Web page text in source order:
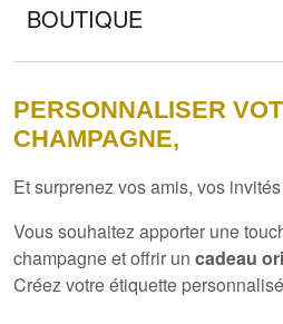
BOUTIQUE
PERSONNALISER
CHAMPAGNE,
Et surprenez vos amis, vos
Vous souhaitez apporter une
champagne et offrir un cadeau
Créez votre étiquette